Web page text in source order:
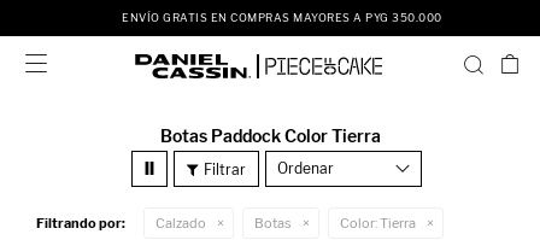
ENVÍO GRATIS EN COMPRAS MAYORES A PYG 350.000

Botas Paddock Color Tierra
Recomendados
Filtrando por: Calzado Botas Color:Tierra